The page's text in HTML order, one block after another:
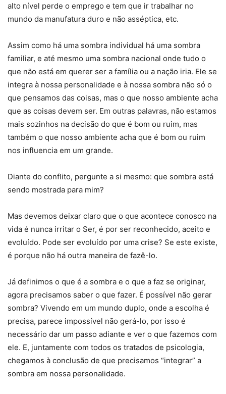
alto nível perde o emprego e tem que ir trabalhar no
mundo da manufatura duro e não asséptica, etc.
Assim como há uma sombra individual há uma sombra
familiar, e até mesmo uma sombra nacional onde tudo o
que não está em querer ser a família ou a nação iria. Ele se
integra à nossa personalidade e à nossa sombra não só o
que pensamos das coisas, mas o que nosso ambiente acha
que as coisas devem ser. Em outras palavras, não estamos
mais sozinhos na decisão do que é bom ou ruim, mas
também o que nosso ambiente acha que é bom ou ruim
nos influencia em um grande.
Diante do conflito, pergunte a si mesmo: que sombra está
sendo mostrada para mim?
Mas devemos deixar claro que o que acontece conosco na
vida é nunca irritar o Ser, é por ser reconhecido, aceito e
evoluído. Pode ser evoluído por uma crise? Se este existe,
é porque não há outra maneira de fazê-lo.
Já definimos o que é a sombra e o que a faz se originar,
agora precisamos saber o que fazer. É possível não gerar
sombra? Vivendo em um mundo duplo, onde a escolha é
precisa, parece impossível não gerá-lo, por isso é
necessário dar um passo adiante e ver o que fazemos com
ele. E, juntamente com todos os tratados de psicologia,
chegamos à conclusão de que precisamos “integrar” a
sombra em nossa personalidade.